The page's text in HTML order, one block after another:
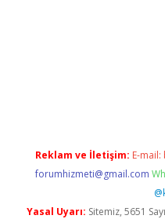
Reklam ve İletişim: E-mail:
forumhizmeti@gmail.com
Yasal Uyarı: Sitemiz, 5651